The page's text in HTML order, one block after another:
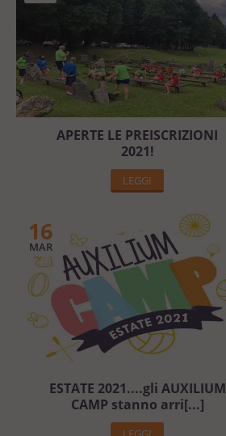
APERTE LE PREISCRIZIONI
2021!
LEGGI
16
MAR
ESTATE 2021....gli AUXILIUM
CAMP stanno arri[...]